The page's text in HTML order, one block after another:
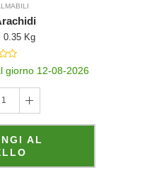
0.35 Kg
giorno 12-08-2026
1
AL